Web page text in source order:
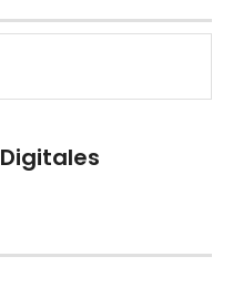
Digitales